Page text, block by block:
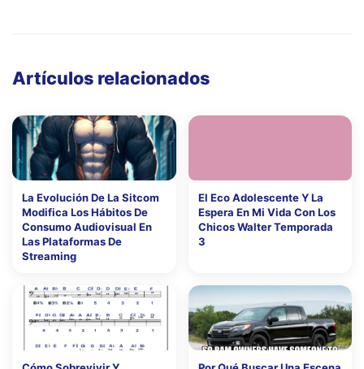
Artículos relacionados
La Evolución De La Sitcom
Modifica Los Hábitos De
Consumo Audiovisual En
Las Plataformas De
Streaming
El Eco Adolescente Y La
Espera En Mi Vida Con Los
Chicos Walter Temporada
3